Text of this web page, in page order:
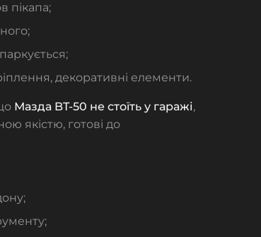
пікапа;
декоративні елементи.
Мазда BT-50 не стоїть у гаражі,
якістю, готові до